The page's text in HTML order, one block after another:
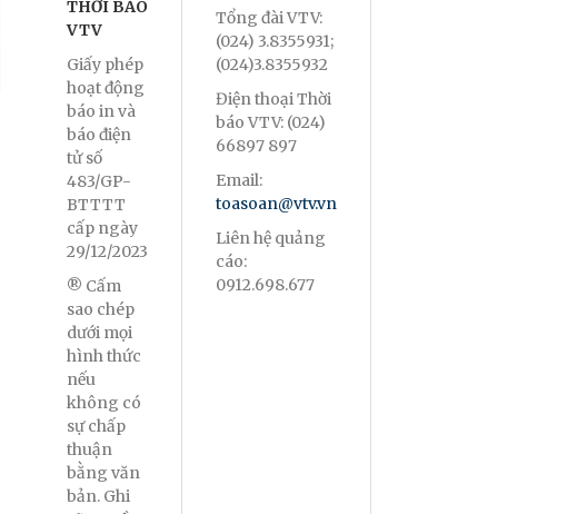
THỜI BÁO
VTV
Giấy phép
hoạt động
báo in và
báo điện
tử số
483/GP-
BTTTT
cấp ngày
29/12/2023
® Cấm
sao chép
dưới mọi
hình thức
nếu
không có
sự chấp
thuận
bằng văn
bản. Ghi
Tổng đài VTV:
(024) 3.8355931;
(024)3.8355932
Điện thoại Thời
báo VTV: (024)
66897 897
Email:
toasoan@vtv.vn
Liên hệ quảng
cáo:
0912.698.677